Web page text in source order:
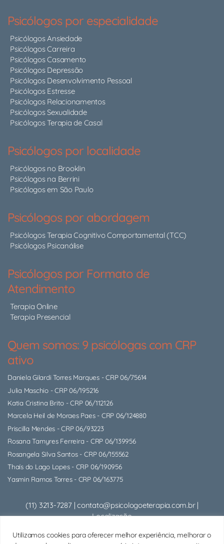
Utilizamos cookies para oferecer melhor experiência, melhorar o
Psicólogos por especialidade
Psicólogos Ansiedade
Psicólogos Carreira
Psicólogos Casamento
Psicólogos Depressão
Psicólogos Desenvolvimento Pessoal
Psicólogos Estresse
Psicólogos Relacionamentos
Psicólogos Sexualidade
Psicólogos Terapia de Casal
Psicólogos por localidade
Psicólogos no Brooklin
Psicólogos na Berrini
Psicólogos em São Paulo
Psicólogos por abordagem
Psicólogos Terapia Cognitivo Comportamental (TCC)
Psicólogos Psicanálise
Psicólogos por Formato de
Atendimento
Terapia Online
Terapia Presencial
Quem somos: 9 psicólogas com CRP
ativo
Daniela Gilardi Torres Marques- CRP 06/75614
Julia Maschio- CRP 06/195216
Katia Cristina Brito - CRP 06/112126
Marcela Heil de Moraes Paes- CRP 06/124880
Priscilla Mendes - CRP 06/93223
Rosana Tamyres Ferreira - CRP 06/139956
Rosangela Silva Santos- CRP 06/155562
Thaís do Lago Lopes- CRP 06/190956
Yasmin Ramos Torres- CRP 06/163775
(11) 3213-7287 |contato@psicologoeterapia.com.br|
Localização
714 - Brooklin (Próx. Berrini) - São Paulo/SP |Google Maps